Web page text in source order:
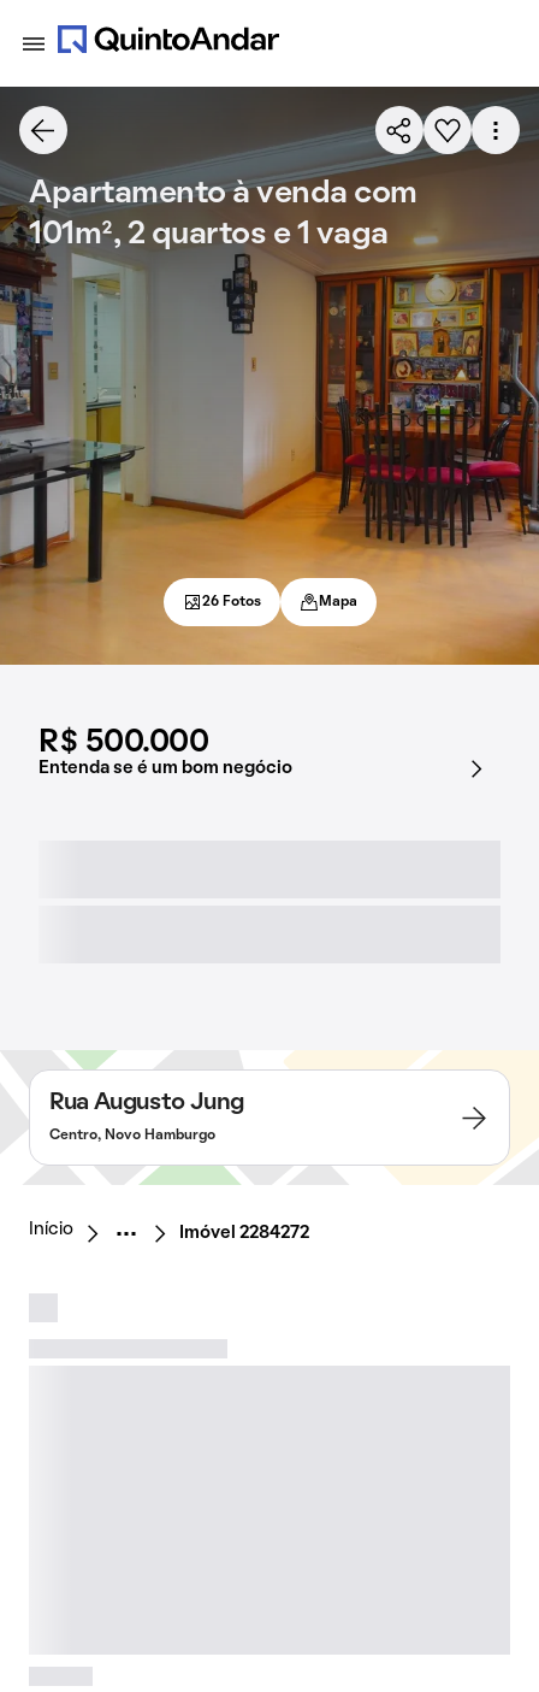
R$ 500.000
Entenda se é um bom negócio
Apartamento à venda com
101m², 2 quartos e 1 vaga
26 Fotos Mapa
Rua Augusto Jung
Centro, Novo Hamburgo
Início Imóvel 2284272